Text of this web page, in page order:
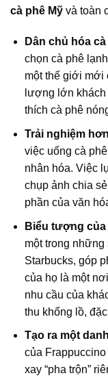
cà phê Mỹ và toàn
Dân chủ hóa
chọn cà phê
một thế giới mới
lượng lớn
thích cà phê
Trải nghiệm
việc uống cà
nhân hóa. Việc
chụp ảnh chia
phần của văn
Biểu tượng
một trong
Starbucks, góp
của họ là một
nhu cầu của
thu khổng lồ,
Tạo ra một
của
xay “pha trộn”